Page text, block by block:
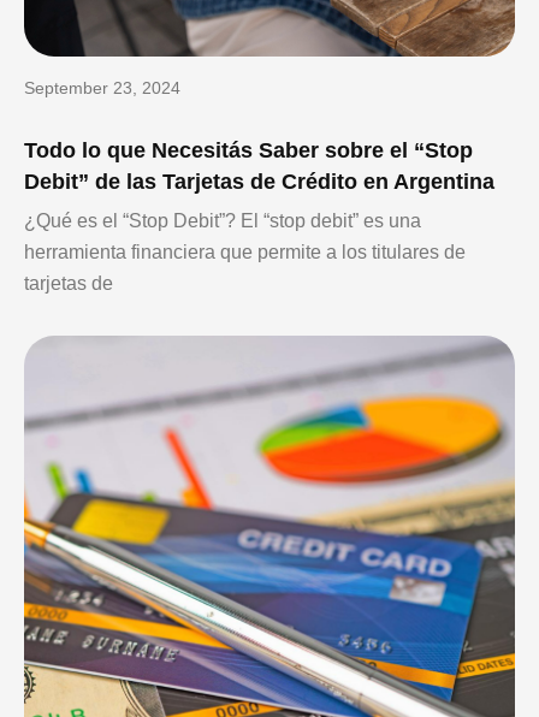
Todo lo que Necesitás Saber sobre el “Stop
Debit” de las Tarjetas de Crédito en Argentina
September 23, 2024
¿Qué es el “Stop Debit”? El “stop debit” es una
herramienta financiera que permite a los titulares de
tarjetas de